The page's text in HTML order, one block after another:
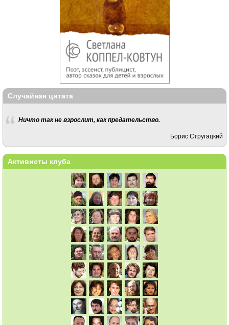
Случайная цитата
Ничто так не взрослит, как предательство.
Борис Стругацкий
Активисты клуба